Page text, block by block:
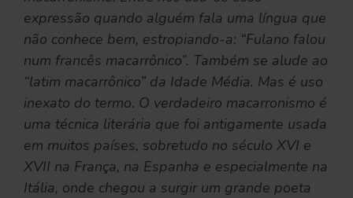
expressão quando alguém fala uma língua que
não conhece bem, estropiando-a: “Fulano falou
num francês macarrônico”. Também se alude ao
“latim macarrônico” da Idade Média. Mas é uso
inexato do termo. O verdadeiro macarronismo é
uma técnica literária que foi antigamente usada
em muitos países, sobretudo no século XVI e
XVII na França, na Espanha e especialmente na
Itália, onde chegou a surgir um grande poeta